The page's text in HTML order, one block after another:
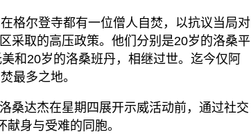
格尔登寺都有一位僧人自焚，以抗议当局对
采取的高压政策。他们分别是20岁的洛桑平
和20岁的洛桑班丹，相继过世。迄今仅阿
最多之地。
桑达杰在星期四展开示威活动前，通过社交
身与受难的同胞。